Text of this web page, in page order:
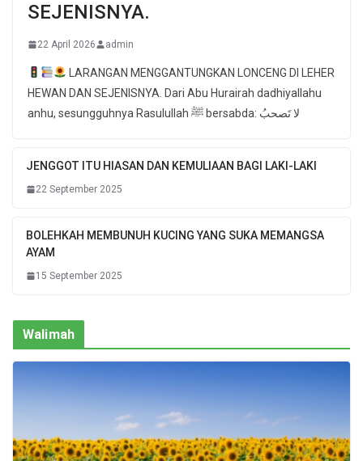
SEJENISNYA.
22 April 2026 admin
LARANGAN MENGGANTUNGKAN LONCENG DI LEHER
HEWAN DAN SEJENISNYA. Dari Abu Hurairah dadhiyallahu
anhu, sesungguhnya Rasulullah ﷺ bersabda: لا تَصحبُ
JENGGOT ITU HIASAN DAN KEMULIAAN BAGI LAKI-LAKI
22 September 2025
BOLEHKAH MEMBUNUH KUCING YANG SUKA MEMANGSA
AYAM
15 September 2025
Walimah